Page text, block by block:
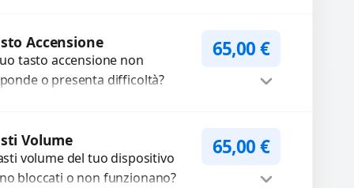
per 3...
Accensione
tasto accensione non
o presenta difficoltà?
utilizzando
di...
65,00€
Volume
volume del tuo dispositivo
bloccati o non funzionano?
65,00€